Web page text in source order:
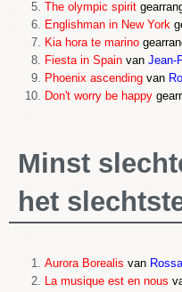
The olympic spirit
Englishman in New York
Kia hora te marino
Fiesta in Spain van Jean-
Phoenix ascending van
Don't worry be happy
Minst
het
Aurora Borealis van
La musique est en nous